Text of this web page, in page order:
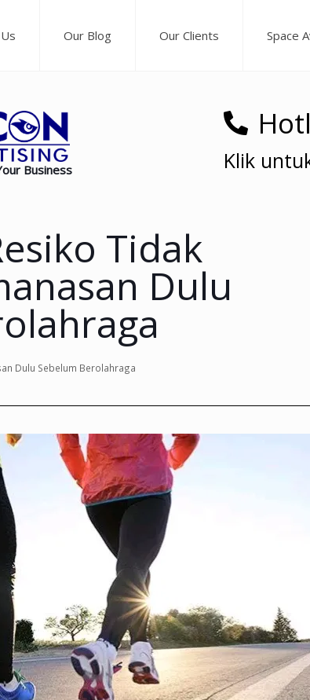
Our Blog Our Clients Space
Business Klik
Tidak
Dulu
Dulu Sebelum Berolahraga